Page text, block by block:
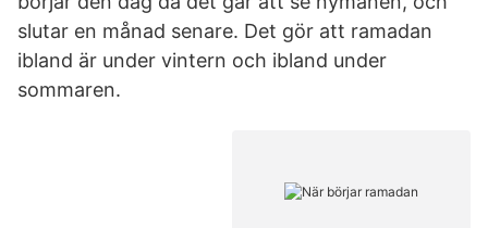
slutar en månad senare. Det gör att ramadan
ibland är under vintern och ibland under
sommaren.